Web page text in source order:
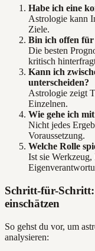
Habe ich eine
Astrologie kann
Ziele.
Bin ich offen für
Die besten
kritisch
Kann ich
unterscheiden?
Astrologie zeigt
Einzelnen.
Wie gehe ich
Nicht jedes
Voraussetzung.
Welche Rolle
Ist sie
Schritt-für-Schritt:
einschätzen
So gehst du vor, um
analysieren: